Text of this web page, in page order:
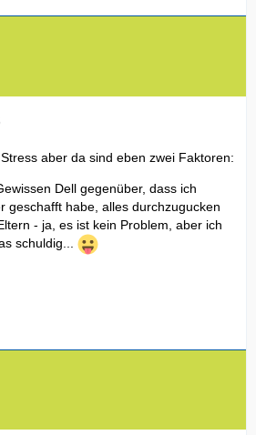
aber da sind eben zwei Faktoren:
Dell gegenüber, dass ich
geschafft habe, alles durchzugucken
- ja, es ist kein Problem, aber ich
schuldig...